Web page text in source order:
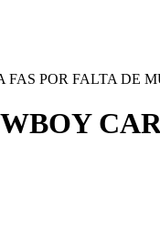
POR FALTA DE